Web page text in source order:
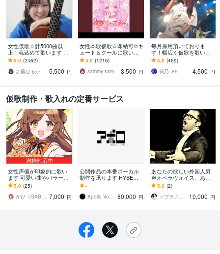
女性仮歌☆計5000曲以
上！魂込めて歌います エ
ディットが楽♪すぐ提出可
能♪毎月採用♪テレビ出演
有♪
5.0 (2462)
加藤はるか_Sing
5,500 円
女性本歌仮歌☆即納可✩キ
ュート＆クールに歌いま
す アイドルアニソン得意
です、毎月採用報告有
り！(作詞も可)
5.0 (1216)
sammy sammy 3,500 円
毎月採用頂いておりま
す！幅広く仮歌を歌いま
す アニソン、歌物系、パ
ワフルな楽曲の仮歌が得
意！
5.0 (469)
莉乃_89
4,500 円
仮歌制作・歌入れの定番サービス
満枠対応中
女性声優が印象的に歌い
ます 可愛い曲やバラー
ド、感情を込めて歌いま
す
5.0 (25)
がび（GABI） 7,000 円
公開作品の本番ボーカル
制作を承ります HYBE・S
TARTO実績｜ゲーム・C
M・テーマソング対応
-
Apollo Vocal Lab 80,000 円
あなたの欲しい外国人男
声オペラヴォイス、あり
ます 仮歌、劇伴などに！
力強い外国人の『声』あ
ります。
5.0 (2)
ソプラノ大田原瑶
10,000 円